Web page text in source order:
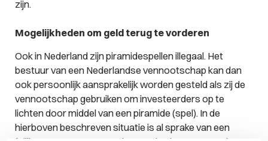
zijn.
Mogelijkheden om geld terug te vorderen
Ook in Nederland zijn piramidespellen illegaal. Het
bestuur van een Nederlandse vennootschap kan dan
ook persoonlijk aansprakelijk worden gesteld als zij de
vennootschap gebruiken om investeerders op te
lichten door middel van een piramide (spel). In de
hierboven beschreven situatie is al sprake van een